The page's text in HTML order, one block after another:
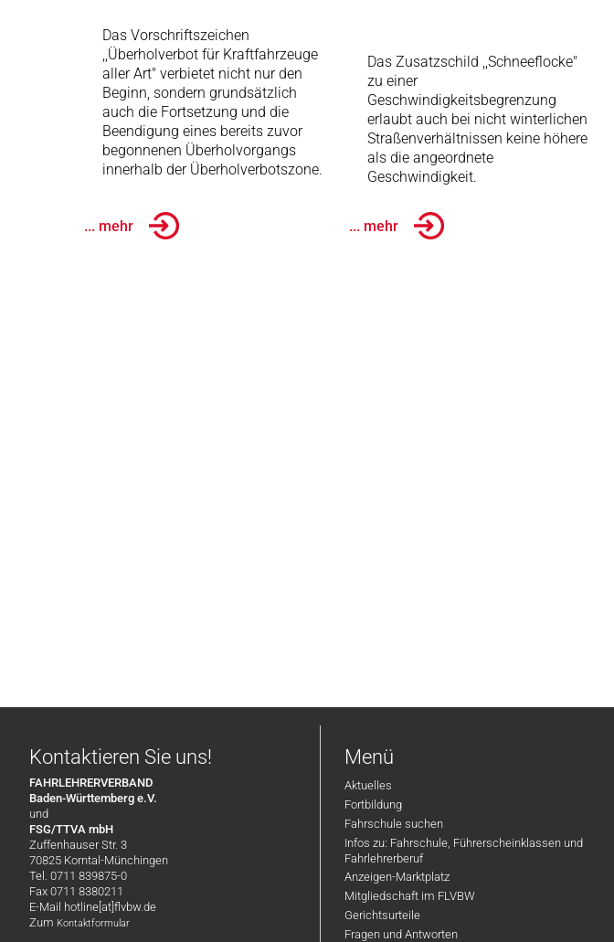
Das Vorschriftszeichen
,,Überholverbot für Kraftfahrzeuge
aller Art" verbietet nicht nur den
Beginn, sondern grundsätzlich
auch die Fortsetzung und die
Beendigung eines bereits zuvor
begonnenen Überholvorgangs
innerhalb der Überholverbotszone.
... mehr
Das Zusatzschild ,,Schneeflocke"
zu einer
Geschwindigkeitsbegrenzung
erlaubt auch bei nicht winterlichen
Straßenverhältnissen keine höhere
als die angeordnete
Geschwindigkeit.
... mehr
Kontaktieren Sie uns!
FAHRLEHRERVERBAND
Baden-Württemberg e.V.
und
FSG/TTVA mbH
Zuffenhauser Str. 3
70825 Korntal-Münchingen
Tel. 0711 839875-0
Fax 0711 8380211
E-Mail hotline[at]flvbw.de
Zum Kontaktformular
Menü
Aktuelles
Fortbildung
Fahrschule suchen
Infos zu: Fahrschule, Führerscheinklassen und
Fahrlehrerberuf
Anzeigen-Marktplatz
Mitgliedschaft im FLVBW
Gerichtsurteile
Fragen und Antworten